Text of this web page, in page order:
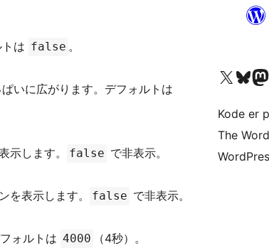
は false 。
いに広がります。デフォルトは
示します。 false で非表示。
を表示します。 false で非表示。
ォルトは 4000 （4秒）。
Besøg vores X (tidligere Twitter) konto
Besøg voresBesøg
Kode er
The